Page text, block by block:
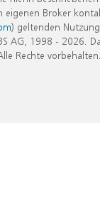
Broker
) geltenden
1998 - 2026.
Rechte vorbehalten.